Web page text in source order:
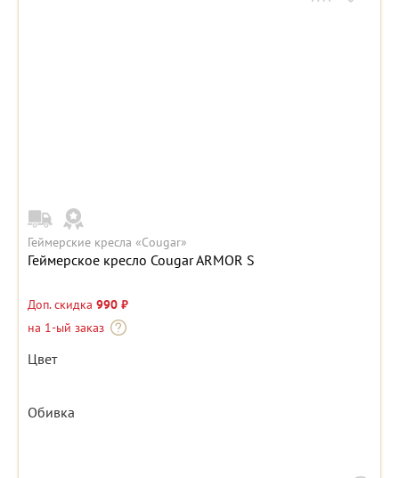
Геймерские кресла «Cougar»
Геймерское кресло Cougar ARMOR S
Доп. скидка 990 ₽
на 1-ый заказ
Цвет
Обивка